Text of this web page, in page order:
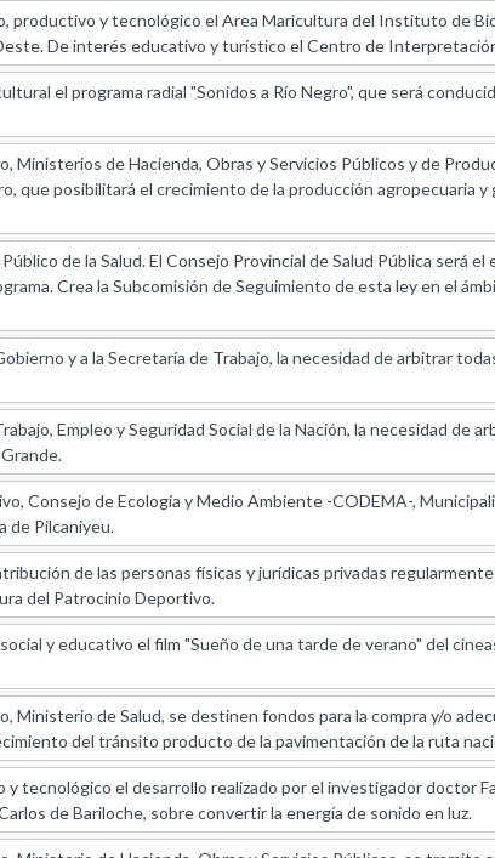
productivo y tecnológico el Area Maricultura del Instituto de
De interés educativo y turístico el Centro de
el programa radial "Sonidos a Río Negro", que será
Ministerios de Hacienda, Obras y Servicios Públicos y de
que posibilitará el crecimiento de la producción agropecuaria y
de la Salud. El Consejo Provincial de Salud Pública será
Crea la Subcomisión de Seguimiento de esta ley en el
y a la Secretaría de Trabajo, la necesidad de arbitrar
Empleo y Seguridad Social de la Nación, la necesidad de
Consejo de Ecología y Medio Ambiente -CODEMA-,
de Pilcaniyeu.
de las personas físicas y jurídicas privadas
del Patrocinio Deportivo.
y educativo el film "Sueño de una tarde de verano" del
Ministerio de Salud, se destinen fondos para la compra y/o
del tránsito producto de la pavimentación de la ruta
tecnológico el desarrollo realizado por el investigador doctor
de Bariloche, sobre convertir la energía de sonido en luz.